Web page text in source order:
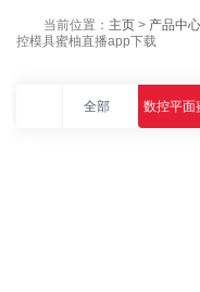
当前位置： 主页 > 产品中心
控模具蜜柚直播app下载
全部 数控平面